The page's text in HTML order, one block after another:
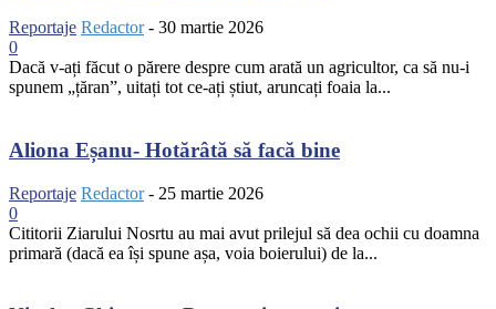
Reportaje Redactor - 30 martie 2026
0
Dacă v-ați făcut o părere despre cum arată un agricultor, ca să nu-i
spunem „țăran”, uitați tot ce-ați știut, aruncați foaia la...
Aliona Eșanu- Hotărâtă să facă bine
Reportaje Redactor - 25 martie 2026
0
Cititorii Ziarului Nosrtu au mai avut prilejul să dea ochii cu doamna
primară (dacă ea își spune așa, voia boierului) de la...